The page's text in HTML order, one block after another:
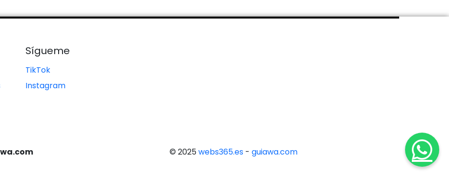
Sígueme
TikTok
Instagram
© 2025webs365.es - guiawa.com